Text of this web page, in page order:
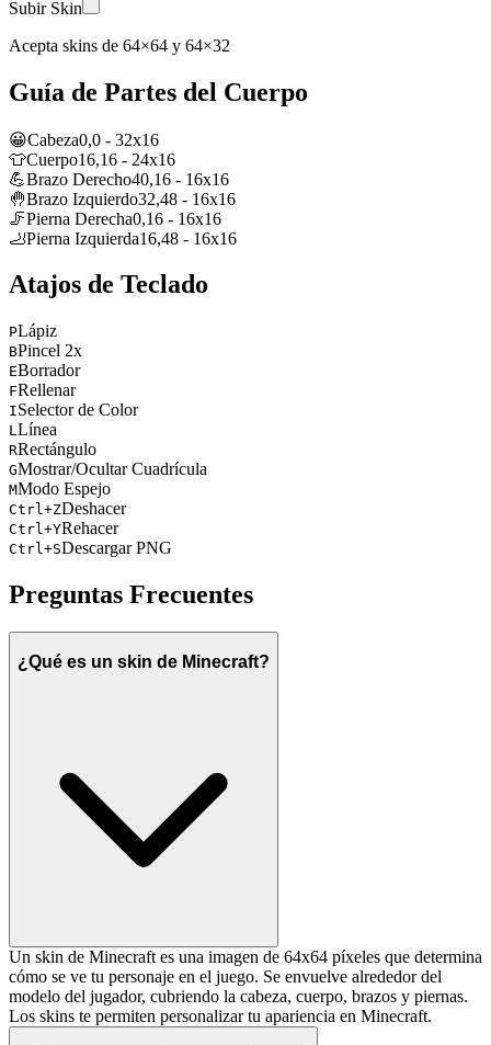
Subir Skin
Acepta skins de 64×64 y 64×32
Guía de Partes del Cuerpo
😀Cabeza0,0 - 32x16
👕Cuerpo16,16 - 24x16
💪Brazo Derecho40,16 - 16x16
🤚Brazo Izquierdo32,48 - 16x16
🦵Pierna Derecha0,16 - 16x16
🦶Pierna Izquierda16,48 - 16x16
Atajos de Teclado
PLápiz
BPincel 2x
EBorrador
FRellenar
ISelector de Color
LLínea
RRectángulo
GMostrar/Ocultar Cuadrícula
MModo Espejo
Ctrl+ZDeshacer
Ctrl+YRehacer
Ctrl+SDescargar PNG
Preguntas Frecuentes
¿Qué es un skin de Minecraft?
Un skin de Minecraft es una imagen de 64x64 píxeles que determina
cómo se ve tu personaje en el juego. Se envuelve alrededor del
modelo del jugador, cubriendo la cabeza, cuerpo, brazos y piernas.
Los skins te permiten personalizar tu apariencia en Minecraft.